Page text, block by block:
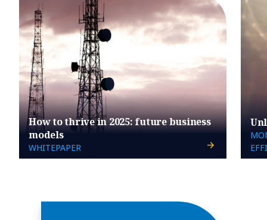
How to thrive in 2025: future business
models
WHITEPAPER